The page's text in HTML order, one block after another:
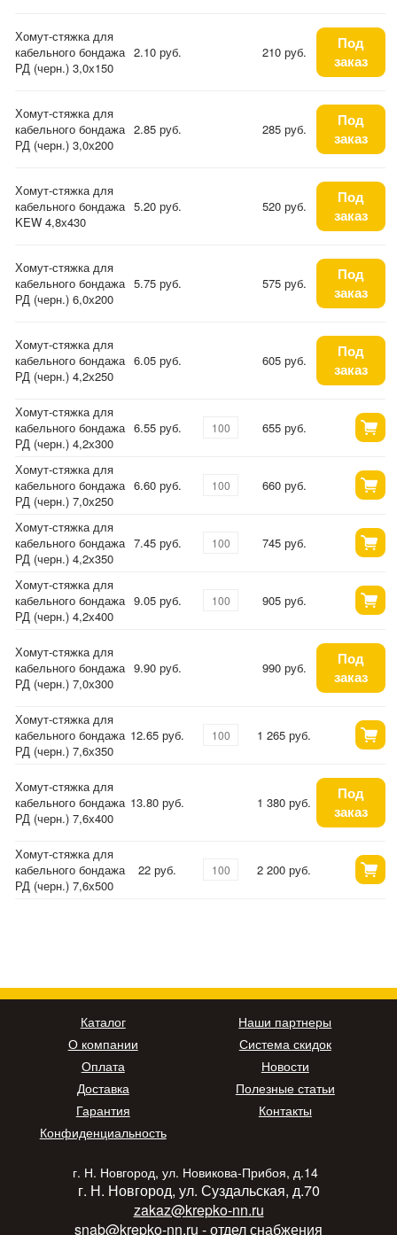
Хомут-стяжка для
кабельного бондажа
РД (черн.) 3,0х150
2.10 руб. 210 руб.
Под
заказ
Хомут-стяжка для
кабельного бондажа
РД (черн.) 3,0х200
2.85 руб. 285 руб.
Под
заказ
Хомут-стяжка для
кабельного бондажа
KEW 4,8х430
5.20 руб. 520 руб.
Под
заказ
Хомут-стяжка для
кабельного бондажа
РД (черн.) 6,0х200
5.75 руб. 575 руб.
Под
заказ
Хомут-стяжка для
кабельного бондажа
РД (черн.) 4,2х250
6.05 руб. 605 руб.
Под
заказ
Хомут-стяжка для
кабельного бондажа
РД (черн.) 4,2х300
6.55 руб. 655 руб.
Хомут-стяжка для
кабельного бондажа
РД (черн.) 7,0х250
6.60 руб. 660 руб.
Хомут-стяжка для
кабельного бондажа
РД (черн.) 4,2х350
7.45 руб. 745 руб.
Хомут-стяжка для
кабельного бондажа
РД (черн.) 4,2х400
9.05 руб. 905 руб.
Хомут-стяжка для
кабельного бондажа
РД (черн.) 7,0х300
9.90 руб. 990 руб.
Под
заказ
Хомут-стяжка для
кабельного бондажа
РД (черн.) 7,6х350
12.65 руб. 1 265 руб.
Хомут-стяжка для
кабельного бондажа
РД (черн.) 7,6х400
13.80 руб. 1 380 руб.
Под
заказ
Хомут-стяжка для
кабельного бондажа
РД (черн.) 7,6х500
22 руб. 2 200 руб.
Каталог
О компании
Оплата
Доставка
Гарантия
Конфиденциальность
Наши партнеры
Система скидок
Новости
Полезные статьи
Контакты
г. Н. Новгород, ул. Новикова-Прибоя, д.14
г. Н. Новгород, ул. Суздальская, д.70
zakaz@krepko-nn.ru
snab@krepko-nn.ru - отдел снабжения